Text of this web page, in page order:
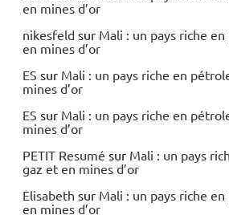
en mines d’or
nikesfeld sur Mali : un pays riche
en mines d’or
ES sur Mali : un pays riche en
mines d’or
ES sur Mali : un pays riche en
mines d’or
PETIT Resumé sur Mali : un pays
gaz et en mines d’or
Elisabeth sur Mali : un pays riche
en mines d’or